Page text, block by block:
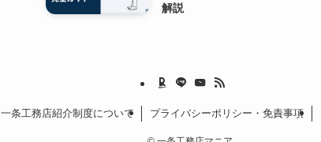
解説
一条工務店紹介制度について プライバシーポリシー・免責事項